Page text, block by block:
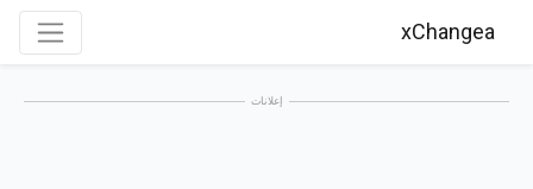
xChangea
إعلانات